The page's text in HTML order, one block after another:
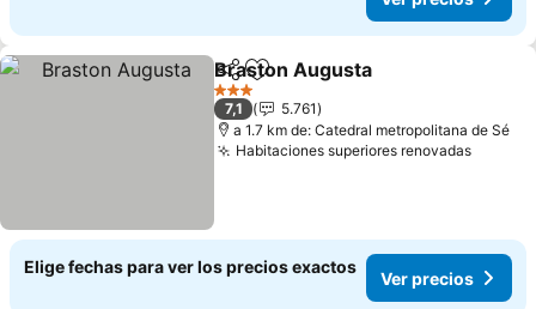
CompartirAgregar a favoritos
Braston Augusta
3 Estrellas
7,1
5.761
a 1.7 km de: Catedral metropolitana de Sé
Habitaciones superiores renovadas
Elige fechas para ver los precios exactos
Ver precios